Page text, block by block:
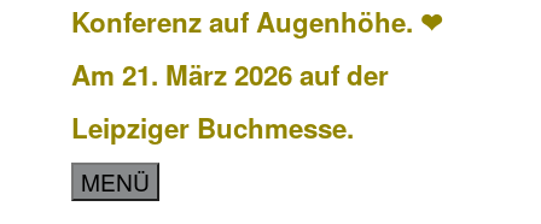
Konferenz auf Augenhöhe. ❤
Am 21. März 2026 auf der
Leipziger Buchmesse.
MENÜ